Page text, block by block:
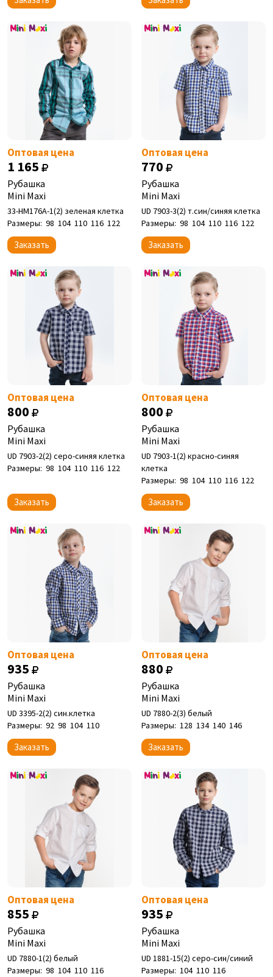
Оптовая цена
1 165
Рубашка
Mini Maxi
33-НМ176А-1(2) зеленая клетка
Размеры: 98 104 110 116 122
Заказать
Оптовая цена
770
Рубашка
Mini Maxi
UD 7903-3(2) т.син/синяя клетка
Размеры: 98 104 110 116 122
Заказать
Оптовая цена
800
Рубашка
Mini Maxi
UD 7903-2(2) серо-синяя клетка
Размеры: 98 104 110 116 122
Заказать
Оптовая цена
800
Рубашка
Mini Maxi
UD 7903-1(2) красно-синяя
клетка
Размеры: 98 104 110 116 122
Заказать
Оптовая цена
935
Рубашка
Mini Maxi
UD 3395-2(2) син.клетка
Размеры: 92 98 104 110
Заказать
Оптовая цена
880
Рубашка
Mini Maxi
UD 7880-2(3) белый
Размеры: 128 134 140 146
Заказать
Оптовая цена
855
Рубашка
Mini Maxi
UD 7880-1(2) белый
Размеры: 98 104 110 116
Оптовая цена
935
Рубашка
Mini Maxi
UD 1881-15(2) серо-син/синий
Размеры: 104 110 116